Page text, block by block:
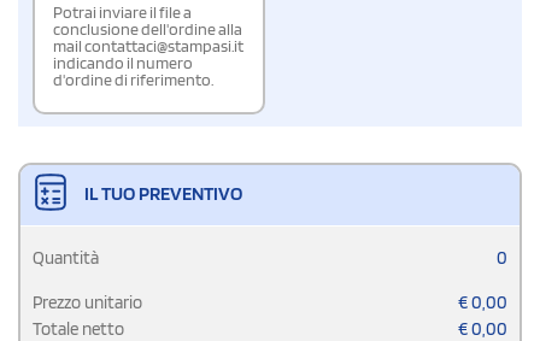
Potrai inviare il file a
conclusione dell'ordine alla
mail contattaci@stampasi.it
indicando il numero
d'ordine di riferimento.
IL TUO PREVENTIVO
Quantità 0
Prezzo unitario €0,00
Totale netto
€0,00